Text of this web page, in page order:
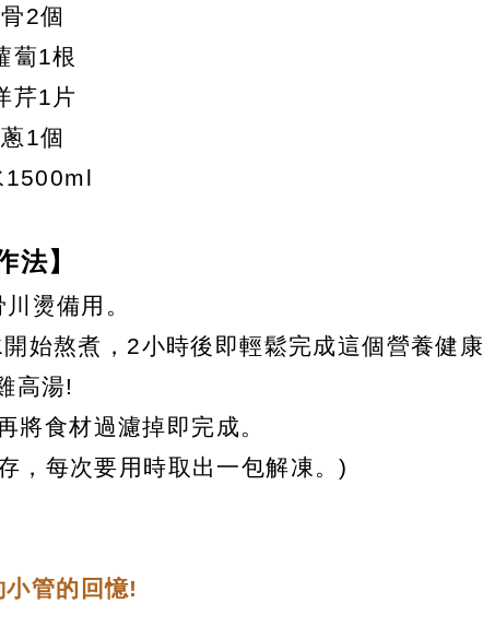
2個
蔔1根
芹1片
1個
1500ml
法】
燙備用。
始熬煮，2小時後即輕鬆完成這個營養健康
高湯!
將食材過濾掉即完成。
，每次要用時取出一包解凍。)
管的回憶!